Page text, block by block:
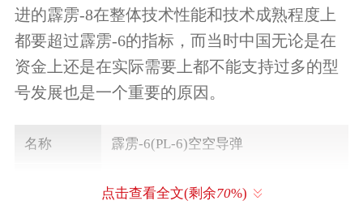
进的霹雳-8在整体技术性能和技术成熟程度上
都要超过霹雳-6的指标，而当时中国无论是在
资金上还是在实际需要上都不能支持过多的型
号发展也是一个重要的原因。
名称 霹雳-6(PL-6)空空导弹
航空工业部
点击查看全文(剩余70%)